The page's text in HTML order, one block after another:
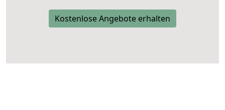
Kostenlose Angebote erhalten